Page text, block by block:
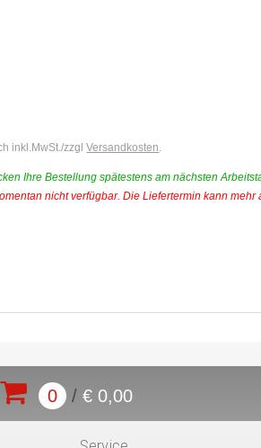
inkl.MwSt./zzglVersandkosten.
Ihre Bestellung spätestens am nächsten
nicht verfügbar. Die Liefertermin kann
0 / € 0,00